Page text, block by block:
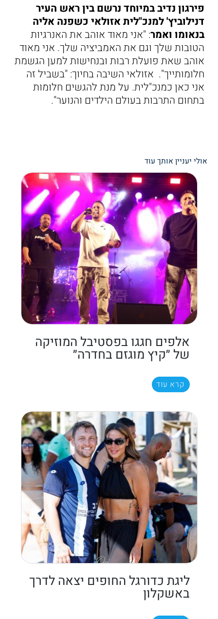
פירגון נדיב במיוחד נרשם בין ראש העיר
דנילוביץ' למנכ"לית אזולאי כשפנה אליה
בנאומו ואמר: "אני מאוד אוהב את האנרגיות
הטובות שלך וגם את האמביציה שלך. אני מאוד
אוהב שאת פועלת רבות ובנחישות למען הגשמת
חלומותייך". אזולאי השיבה בחיוך: "בשביל זה
אני כאן כמנכ"לית. על מנת להגשים חלומות
בתחום התרבות בעולם הילדים והנוער".
אולי יעניין אותך עוד
אלפים חגגו בפסטיבל המוזיקה
של ״קיץ מוגזם בחדרה״
קרא עוד
ליגת כדורגל החופים יצאה לדרך
באשקלון